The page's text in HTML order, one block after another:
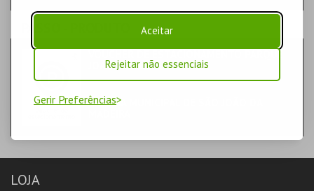
Aceitar
Rejeitar não essenciais
Gerir Preferências
VOUCHER DE ESTACIONAMENTO PARQUE
JOÃO DE DEUS
DIVERSOS
CÂMARA MUNICIPAL DE SÃO JOÃO DA
LOJA